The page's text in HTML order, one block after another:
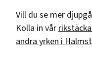
Vill du se mer
Kolla in vår
andra yrken i